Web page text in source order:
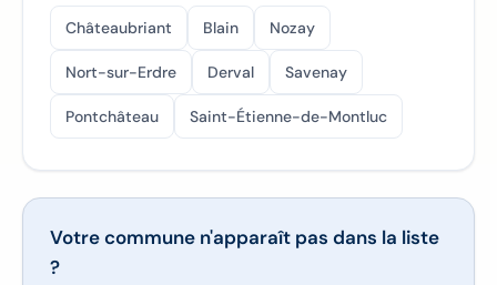
Châteaubriant Blain Nozay
Nort-sur-Erdre Derval Savenay
Pontchâteau Saint-Étienne-de-Montluc
Votre commune n'apparaît pas dans la liste
?